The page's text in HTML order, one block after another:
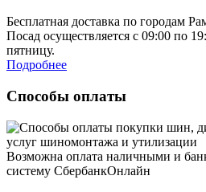
Бесплатная доставка по городам
Посад осуществляется с 09:00 по
пятницу.
Подробнее
Способы оплаты
Возможна оплата наличными и
систему СбербанкОнлайн